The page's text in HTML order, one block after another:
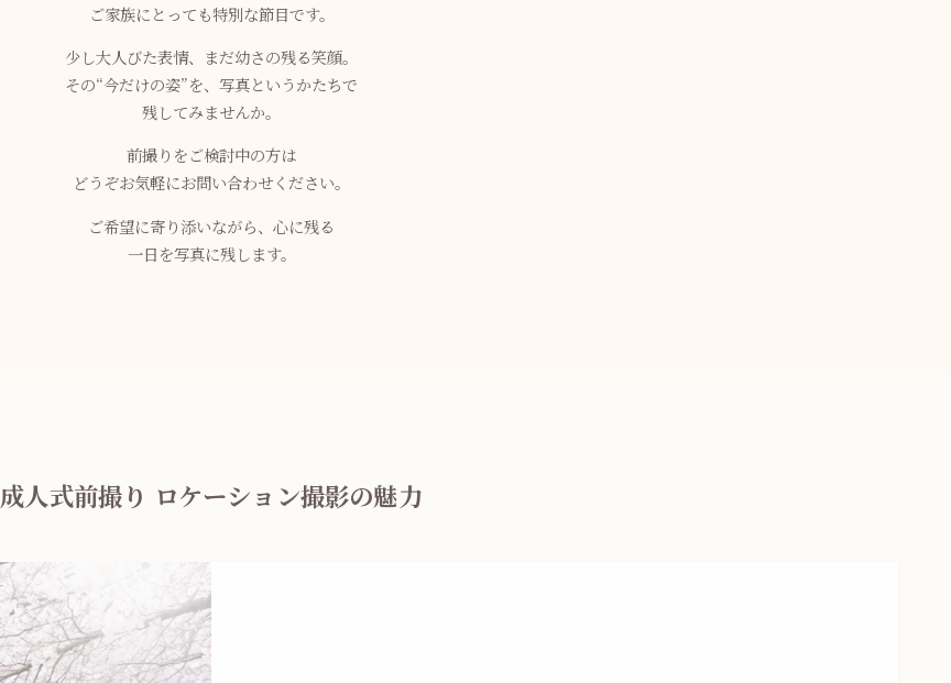
ご家族にとっても特別な節目です。
少し大人びた表情、まだ幼さの残る笑顔。
その“今だけの姿”を、写真というかたちで
残してみませんか。
前撮りをご検討中の方は
どうぞお気軽にお問い合わせください。
ご希望に寄り添いながら、心に残る
一日を写真に残します。
成人式前撮り ロケーション撮影の魅力